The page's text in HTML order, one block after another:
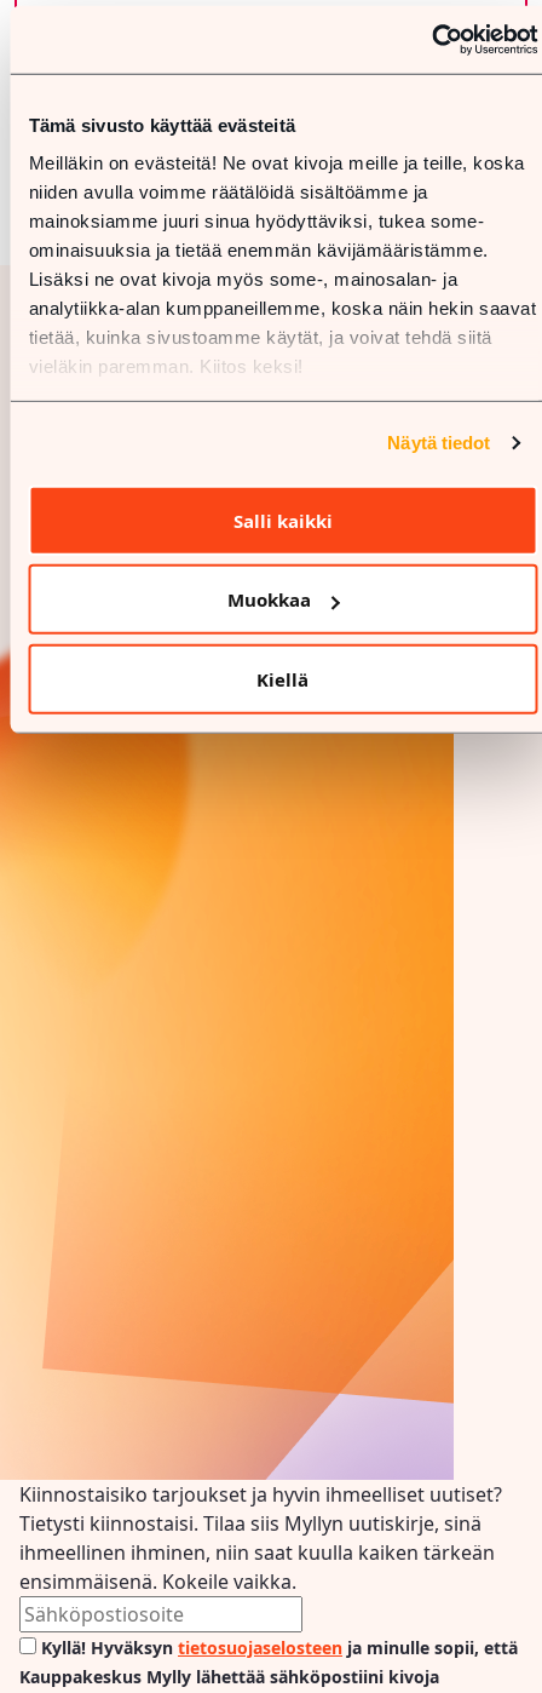
Tämä sivusto käyttää evästeitä
Meilläkin on evästeitä! Ne ovat kivoja meille ja teille, koska
niiden avulla voimme räätälöidä sisältöämme ja
mainoksiamme juuri sinua hyödyttäviksi, tukea some-
ominaisuuksia ja tietää enemmän kävijämääristämme.
Lisäksi ne ovat kivoja myös some-, mainosalan- ja
analytiikka-alan kumppaneillemme, koska näin hekin saavat
tietää, kuinka sivustoamme käytät, ja voivat tehdä siitä
vieläkin paremman. Kiitos keksi!
Näytä tiedot
Salli kaikki
Muokkaa
Kiellä
Kiinnostaisiko tarjoukset ja hyvin ihmeelliset uutiset?
Tietysti kiinnostaisi. Tilaa siis Myllyn uutiskirje, sinä
ihmeellinen ihminen, niin saat kuulla kaiken tärkeän
ensimmäisenä. Kokeile vaikka.
Kyllä! Hyväksyn tietosuojaselosteen ja minulle sopii, että
Kauppakeskus Mylly lähettää sähköpostiini kivoja